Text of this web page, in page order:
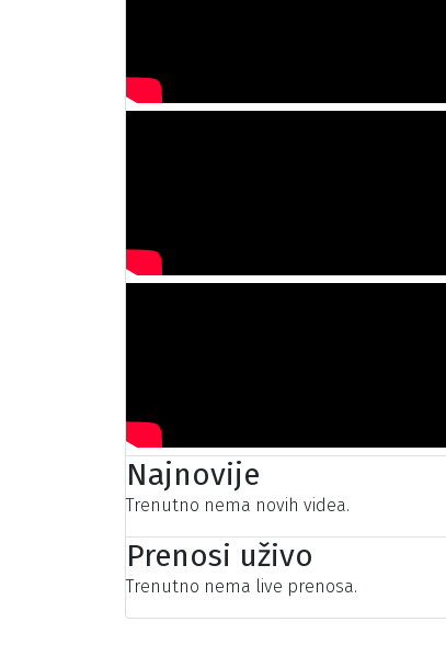
Najnovije
Trenutno nema novih videa.
Prenosi uživo
Trenutno nema live prenosa.